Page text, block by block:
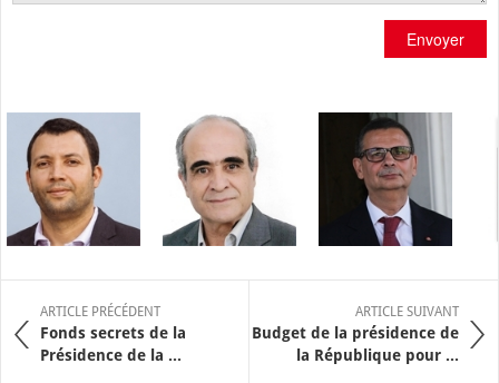
Envoyer
ARTICLE PRÉCÉDENT
Fonds secrets de la
Présidence de la ...
ARTICLE SUIVANT
Budget de la présidence de
la République pour ...